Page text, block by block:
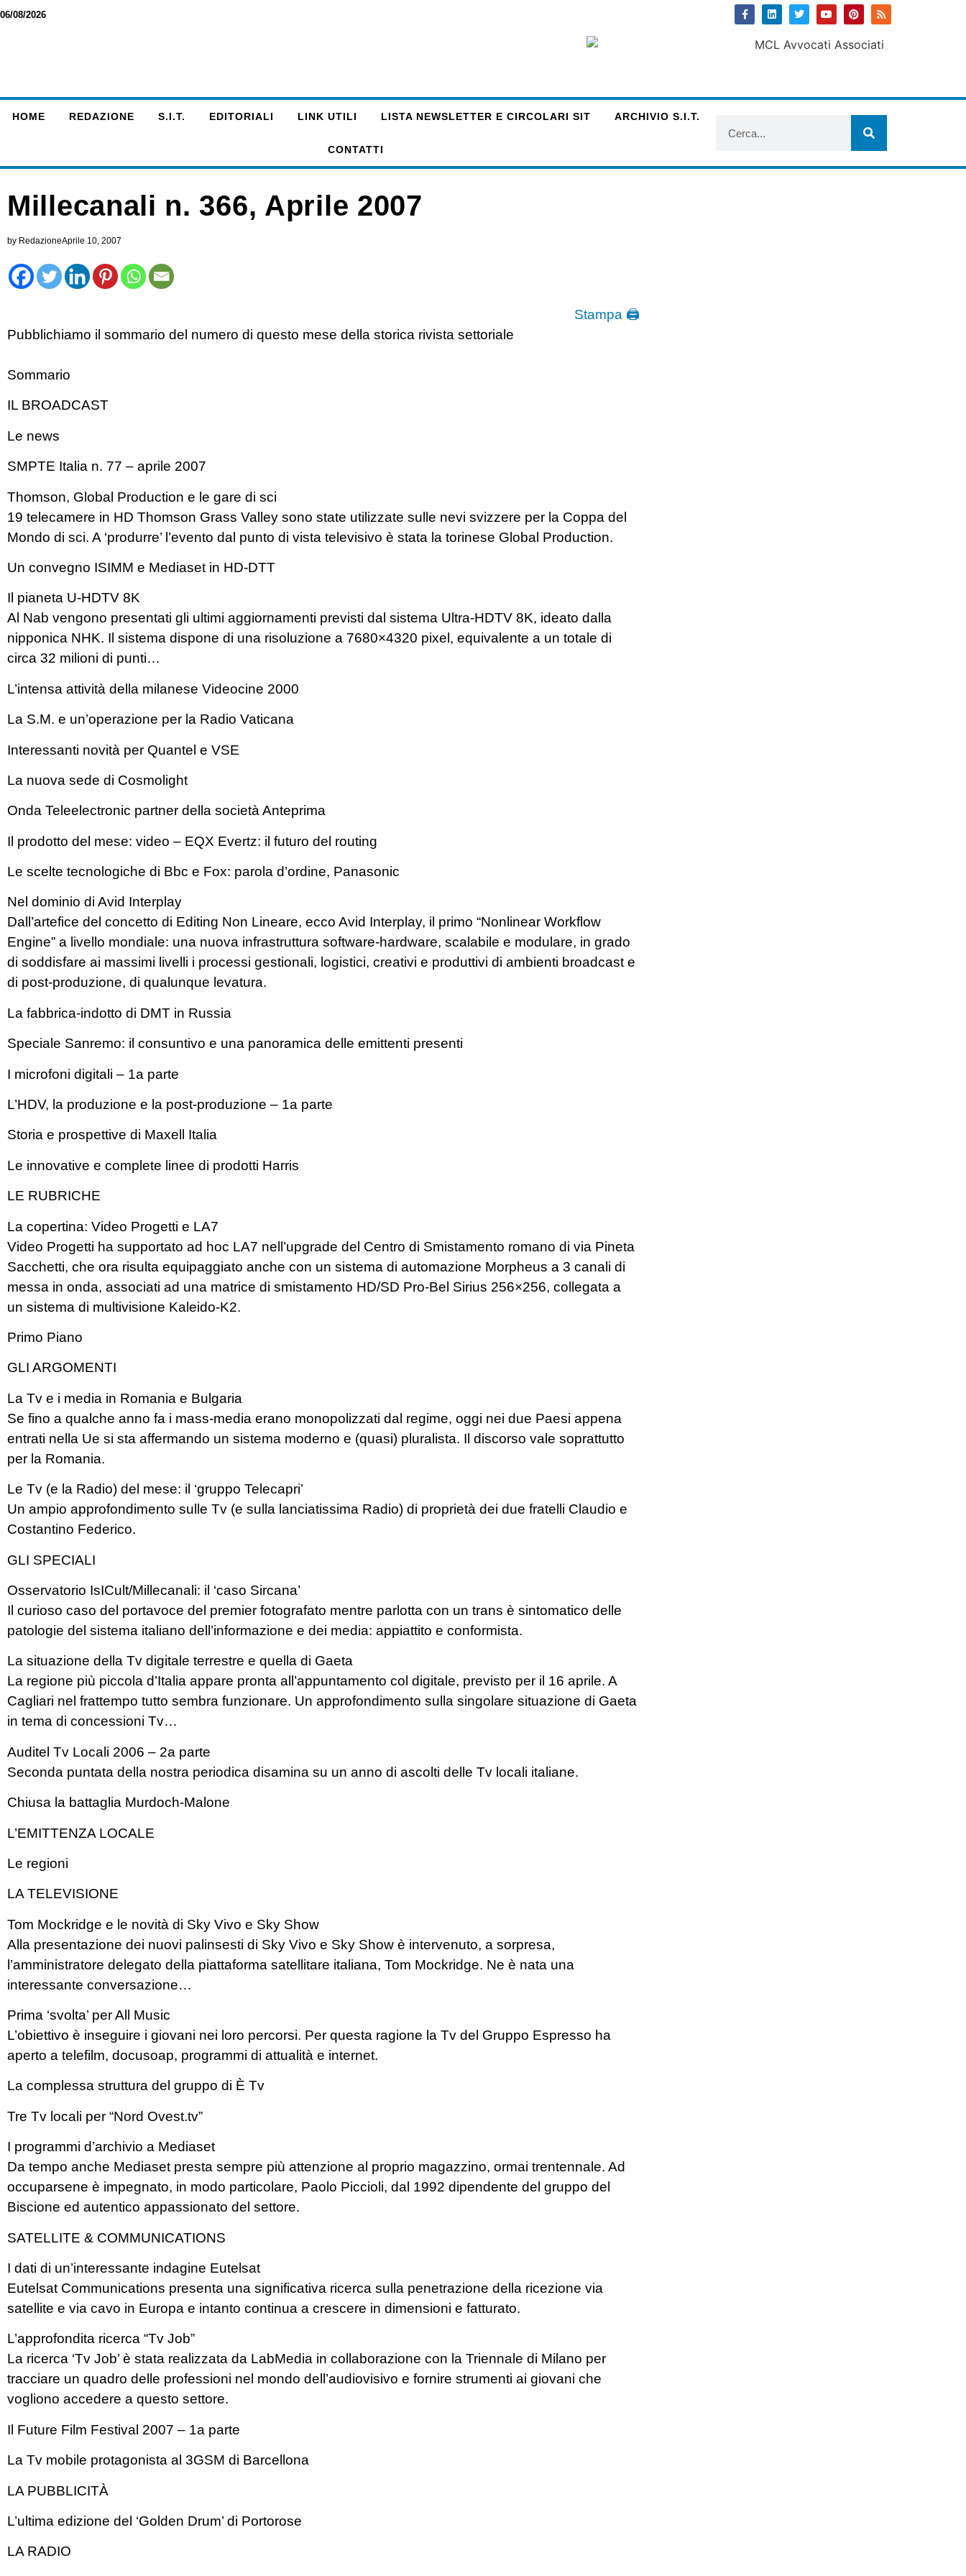
06/08/2026
HOME REDAZIONE S.I.T. EDITORIALI LINK UTILI LISTA NEWSLETTER E CIRCOLARI SIT ARCHIVIO S.I.T.
CONTATTI
Millecanali n. 366, Aprile 2007
by RedazioneAprile 10, 2007
Stampa 🖨
Pubblichiamo il sommario del numero di questo mese della storica rivista settoriale
Sommario
IL BROADCAST
Le news
SMPTE Italia n. 77 – aprile 2007
Thomson, Global Production e le gare di sci
19 telecamere in HD Thomson Grass Valley sono state utilizzate sulle nevi svizzere per la Coppa del
Mondo di sci. A ‘produrre’ l’evento dal punto di vista televisivo è stata la torinese Global Production.
Un convegno ISIMM e Mediaset in HD-DTT
Il pianeta U-HDTV 8K
Al Nab vengono presentati gli ultimi aggiornamenti previsti dal sistema Ultra-HDTV 8K, ideato dalla
nipponica NHK. Il sistema dispone di una risoluzione a 7680×4320 pixel, equivalente a un totale di
circa 32 milioni di punti…
L’intensa attività della milanese Videocine 2000
La S.M. e un’operazione per la Radio Vaticana
Interessanti novità per Quantel e VSE
La nuova sede di Cosmolight
Onda Teleelectronic partner della società Anteprima
Il prodotto del mese: video – EQX Evertz: il futuro del routing
Le scelte tecnologiche di Bbc e Fox: parola d’ordine, Panasonic
Nel dominio di Avid Interplay
Dall’artefice del concetto di Editing Non Lineare, ecco Avid Interplay, il primo “Nonlinear Workflow
Engine” a livello mondiale: una nuova infrastruttura software-hardware, scalabile e modulare, in grado
di soddisfare ai massimi livelli i processi gestionali, logistici, creativi e produttivi di ambienti broadcast e
di post-produzione, di qualunque levatura.
La fabbrica-indotto di DMT in Russia
Speciale Sanremo: il consuntivo e una panoramica delle emittenti presenti
I microfoni digitali – 1a parte
L’HDV, la produzione e la post-produzione – 1a parte
Storia e prospettive di Maxell Italia
Le innovative e complete linee di prodotti Harris
LE RUBRICHE
La copertina: Video Progetti e LA7
Video Progetti ha supportato ad hoc LA7 nell’upgrade del Centro di Smistamento romano di via Pineta
Sacchetti, che ora risulta equipaggiato anche con un sistema di automazione Morpheus a 3 canali di
messa in onda, associati ad una matrice di smistamento HD/SD Pro-Bel Sirius 256×256, collegata a
un sistema di multivisione Kaleido-K2.
Primo Piano
GLI ARGOMENTI
La Tv e i media in Romania e Bulgaria
Se fino a qualche anno fa i mass-media erano monopolizzati dal regime, oggi nei due Paesi appena
entrati nella Ue si sta affermando un sistema moderno e (quasi) pluralista. Il discorso vale soprattutto
per la Romania.
Le Tv (e la Radio) del mese: il ‘gruppo Telecapri’
Un ampio approfondimento sulle Tv (e sulla lanciatissima Radio) di proprietà dei due fratelli Claudio e
Costantino Federico.
GLI SPECIALI
Osservatorio IsICult/Millecanali: il ‘caso Sircana’
Il curioso caso del portavoce del premier fotografato mentre parlotta con un trans è sintomatico delle
patologie del sistema italiano dell’informazione e dei media: appiattito e conformista.
La situazione della Tv digitale terrestre e quella di Gaeta
La regione più piccola d’Italia appare pronta all’appuntamento col digitale, previsto per il 16 aprile. A
Cagliari nel frattempo tutto sembra funzionare. Un approfondimento sulla singolare situazione di Gaeta
in tema di concessioni Tv…
Auditel Tv Locali 2006 – 2a parte
Seconda puntata della nostra periodica disamina su un anno di ascolti delle Tv locali italiane.
Chiusa la battaglia Murdoch-Malone
L’EMITTENZA LOCALE
Le regioni
LA TELEVISIONE
Tom Mockridge e le novità di Sky Vivo e Sky Show
Alla presentazione dei nuovi palinsesti di Sky Vivo e Sky Show è intervenuto, a sorpresa,
l’amministratore delegato della piattaforma satellitare italiana, Tom Mockridge. Ne è nata una
interessante conversazione…
Prima ‘svolta’ per All Music
L’obiettivo è inseguire i giovani nei loro percorsi. Per questa ragione la Tv del Gruppo Espresso ha
aperto a telefilm, docusoap, programmi di attualità e internet.
La complessa struttura del gruppo di È Tv
Tre Tv locali per “Nord Ovest.tv”
I programmi d’archivio a Mediaset
Da tempo anche Mediaset presta sempre più attenzione al proprio magazzino, ormai trentennale. Ad
occuparsene è impegnato, in modo particolare, Paolo Piccioli, dal 1992 dipendente del gruppo del
Biscione ed autentico appassionato del settore.
SATELLITE & COMMUNICATIONS
I dati di un’interessante indagine Eutelsat
Eutelsat Communications presenta una significativa ricerca sulla penetrazione della ricezione via
satellite e via cavo in Europa e intanto continua a crescere in dimensioni e fatturato.
L’approfondita ricerca “Tv Job”
La ricerca ‘Tv Job’ è stata realizzata da LabMedia in collaborazione con la Triennale di Milano per
tracciare un quadro delle professioni nel mondo dell’audiovisivo e fornire strumenti ai giovani che
vogliono accedere a questo settore.
Il Future Film Festival 2007 – 1a parte
La Tv mobile protagonista al 3GSM di Barcellona
LA PUBBLICITÀ
L’ultima edizione del ‘Golden Drum’ di Portorose
LA RADIO